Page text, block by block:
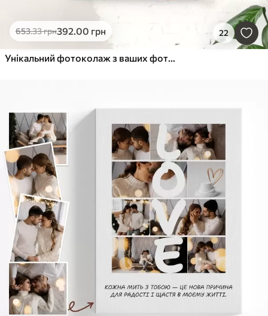
653.33грн392.00 грн 22
Унікальний фотоколаж з ваших фотографій